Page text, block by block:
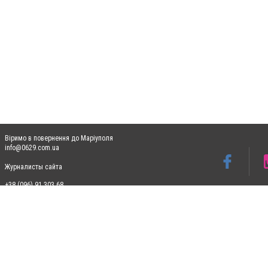
Віримо в повернення до Маріуполя
info@0629.com.ua
Журналисты сайта
+38 (096) 91 303 68